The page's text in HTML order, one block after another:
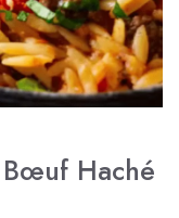
Haché